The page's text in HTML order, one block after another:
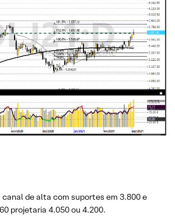
canal de alta com suportes em 3.800 e
projetaria 4.050 ou 4.200.